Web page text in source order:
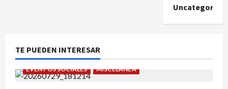
Uncategorized
TE PUEDEN INTERESAR
EVENTOS SOCIALES MISCELÁNEA